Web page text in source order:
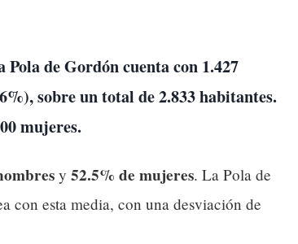
Pola de Gordóncuenta con 1.427
sobre un total de 2.833 habitantes.
mujeres.
y 52.5% de mujeres. La Pola de
con esta media, con una desviación de